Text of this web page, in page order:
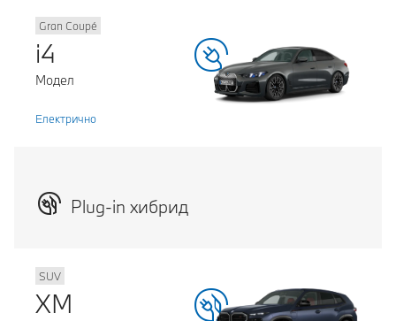
Gran Coupé
i4
Модел
Електрично
Plug-in хибрид
SUV
XM